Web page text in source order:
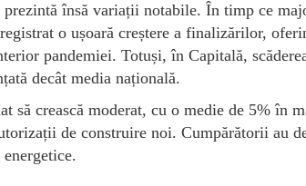
însă variații notabile. În timp ce
o ușoară creștere a finalizărilor,
pandemiei. Totuși, în Capitală,
decât media națională.
să crească moderat, cu o medie de 5% în
de construire noi. Cumpărătorii au